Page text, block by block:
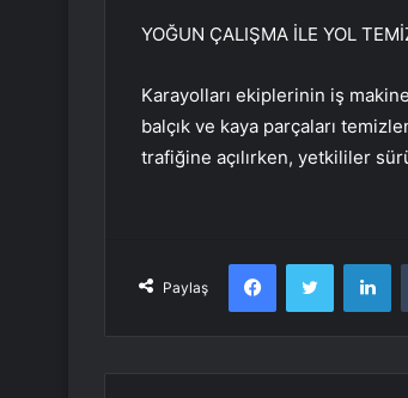
YOĞUN ÇALIŞMA İLE YOL
Karayolları ekiplerinin iş
balçık ve kaya parçaları
trafiğine açılırken, yetkililer
Paylaş
FacebookTwitter